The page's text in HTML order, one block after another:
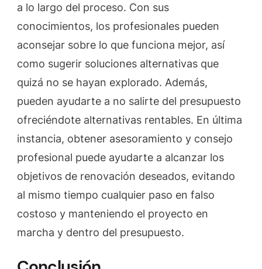
a lo largo del proceso. Con sus
conocimientos, los profesionales pueden
aconsejar sobre lo que funciona mejor, así
como sugerir soluciones alternativas que
quizá no se hayan explorado. Además,
pueden ayudarte a no salirte del presupuesto
ofreciéndote alternativas rentables. En última
instancia, obtener asesoramiento y consejo
profesional puede ayudarte a alcanzar los
objetivos de renovación deseados, evitando
al mismo tiempo cualquier paso en falso
costoso y manteniendo el proyecto en
marcha y dentro del presupuesto.